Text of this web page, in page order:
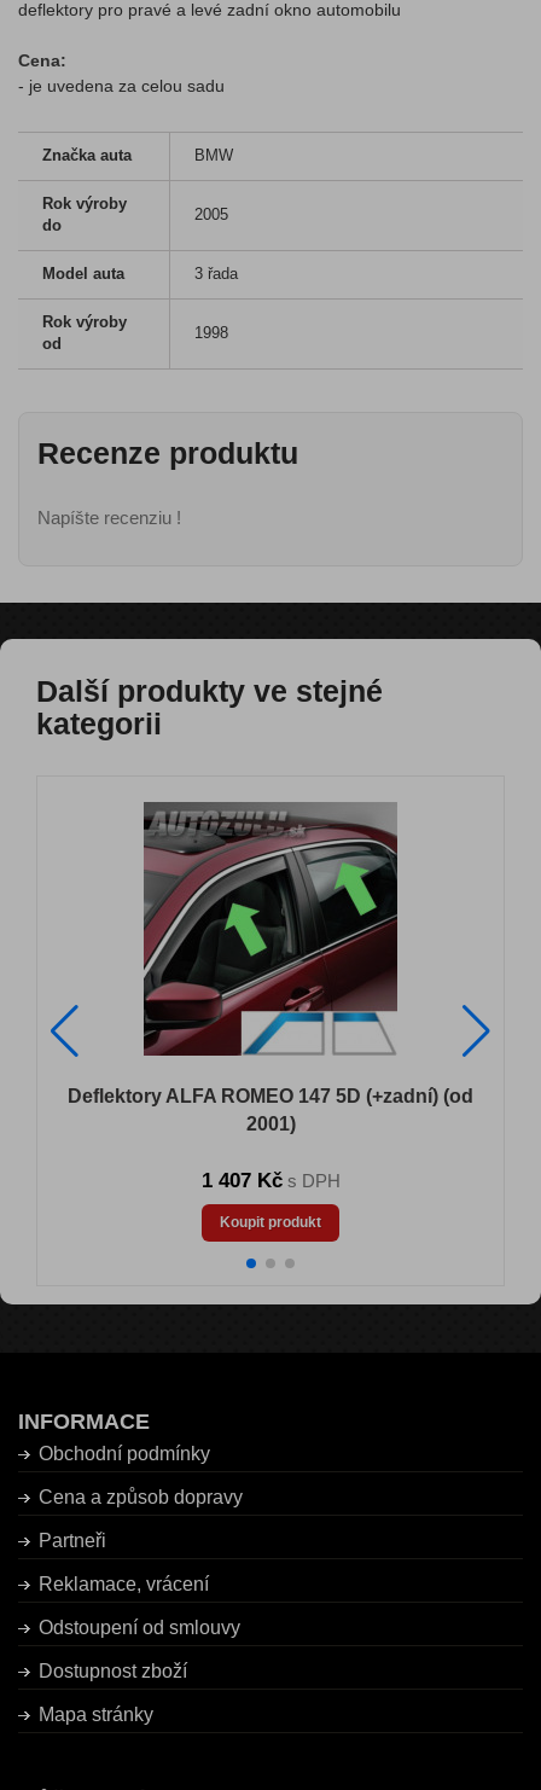
deflektory pro pravé a levé zadní okno automobilu
Cena:
- je uvedena za celou sadu
Značka auta BMW
Rok výroby
do
2005
Model auta 3 řada
Rok výroby
od
1998
Recenze produktu
Napíšte recenziu !
Další produkty ve stejné
kategorii
Deflektory ALFA ROMEO 147 5D (+zadní) (od
2001)
1 407 Kčs DPH
Koupit produkt
INFORMACE
Obchodní podmínky
Cena a způsob dopravy
Partneři
Reklamace, vrácení
Odstoupení od smlouvy
Dostupnost zboží
Mapa stránky